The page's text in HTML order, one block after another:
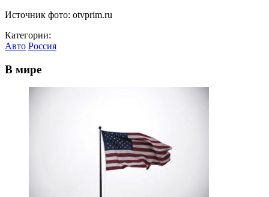
Источник фото: otvprim.ru
Категории:
Авто Россия
В мире